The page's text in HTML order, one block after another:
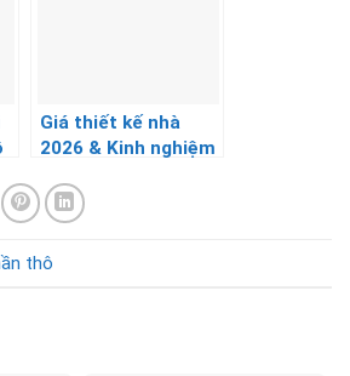
Giá thiết kế nhà
2026 & Kinh nghiệm
thô